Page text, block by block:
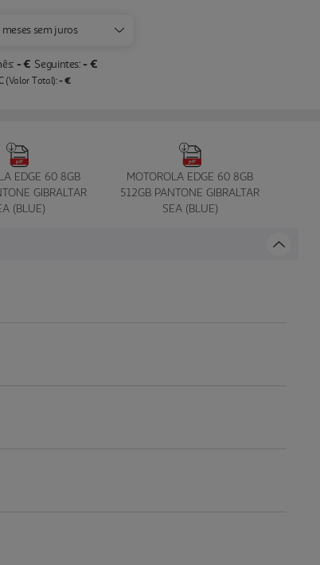
meses sem juros
- € Seguintes: - €
(Valor Total):- €
EDGE 60 8GB
GIBRALTAR
(BLUE)
MOTOROLA EDGE 60 8GB
512GB PANTONE GIBRALTAR
SEA (BLUE)